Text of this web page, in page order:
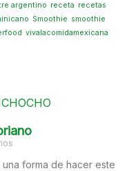
argentino receta recetas
Smoothie smoothie
vivalacomidamexicana
forma de hacer este